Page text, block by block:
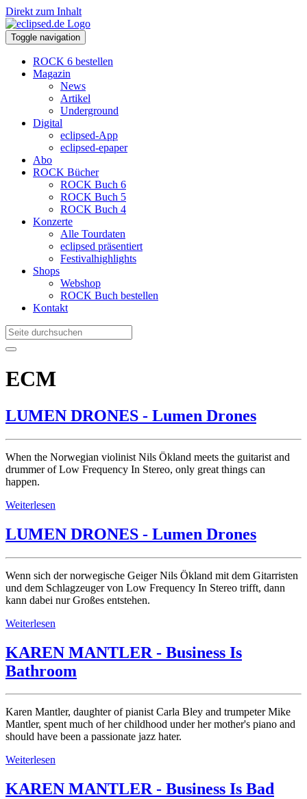
Direkt zum Inhalt
Toggle navigation
ROCK 6 bestellen
Magazin
News
Artikel
Underground
Digital
eclipsed-App
eclipsed-epaper
Abo
ROCK Bücher
ROCK Buch 6
ROCK Buch 5
ROCK Buch 4
Konzerte
Alle Tourdaten
eclipsed präsentiert
Festivalhighlights
Shops
Webshop
ROCK Buch bestellen
Kontakt
ECM
LUMEN DRONES - Lumen Drones
When the Norwegian violinist Nils Ökland meets the guitarist and
drummer of Low Frequency In Stereo, only great things can
happen.
Weiterlesen
LUMEN DRONES - Lumen Drones
Wenn sich der norwegische Geiger Nils Ökland mit dem Gitarristen
und dem Schlagzeuger von Low Frequency In Stereo trifft, dann
kann dabei nur Großes entstehen.
Weiterlesen
KAREN MANTLER - Business Is
Bathroom
Karen Mantler, daughter of pianist Carla Bley and trumpeter Mike
Mantler, spent much of her childhood under her mother's piano and
should have been a passionate jazz hater.
Weiterlesen
KAREN MANTLER - Business Is Bad